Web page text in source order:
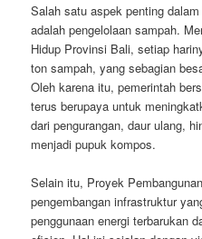
Salah satu aspek penting
adalah pengelolaan sampah.
Hidup Provinsi Bali, setiap
ton sampah, yang sebagian
Oleh karena itu, pemerintah
terus berupaya untuk
dari pengurangan, daur ulang,
menjadi pupuk kompos.
Selain itu, Proyek
pengembangan infrastruktur
penggunaan energi terbarukan